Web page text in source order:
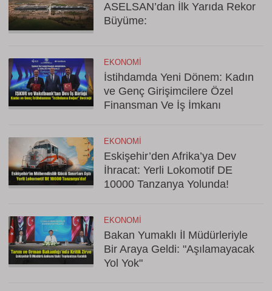
ASELSAN’dan İlk Yarıda Rekor
Büyüme:
EKONOMI
İstihdamda Yeni Dönem: Kadın
ve Genç Girişimcilere Özel
Finansman Ve İş İmkanı
EKONOMI
Eskişehir’den Afrika’ya Dev
İhracat: Yerli Lokomotif DE
10000 Tanzanya Yolunda!
EKONOMI
Bakan Yumaklı İl Müdürleriyle
Bir Araya Geldi: "Aşılamayacak
Yol Yok"